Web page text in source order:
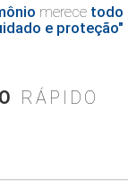
merecetodo
e proteção"
RÁPIDO